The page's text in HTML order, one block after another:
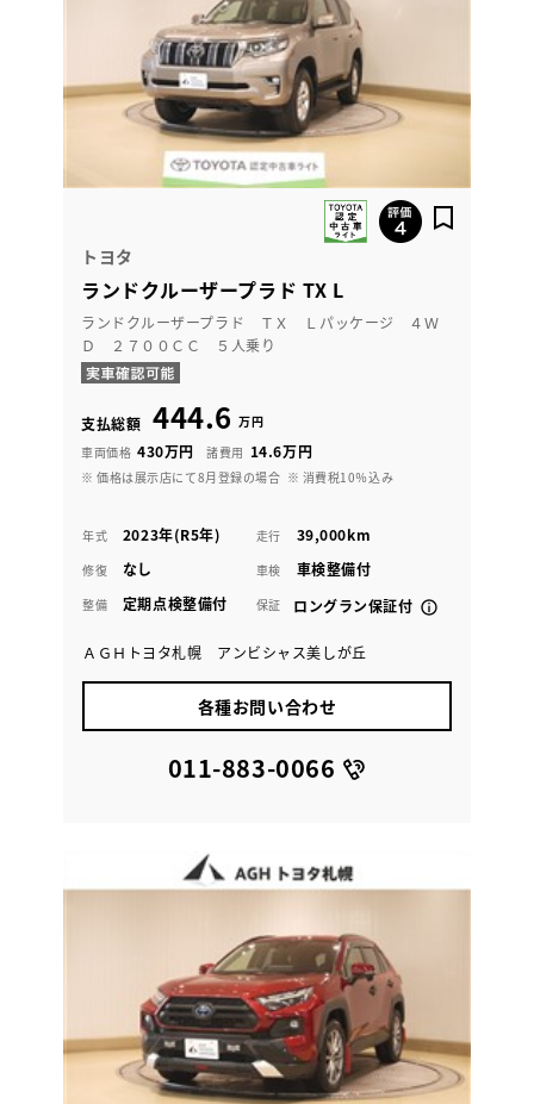
トヨタ
ランドクルーザープラド TX L
ランドクルーザープラド ＴＸ Ｌパッケージ ４Ｗ
Ｄ ２７００ＣＣ ５人乗り
支払総額 444.6 万円
車両価格 430万円 諸費用 14.6万円
※ 価格は展示店にて8月登録の場合 ※ 消費税10％込み
年式 2023年(R5年) 走行 39,000km
修復 なし 車検 車検整備付
整備 定期点検整備付 保証 ロングラン保証付
ＡＧＨトヨタ札幌 アンビシャス美しが丘
各種お問い合わせ
011-883-0066